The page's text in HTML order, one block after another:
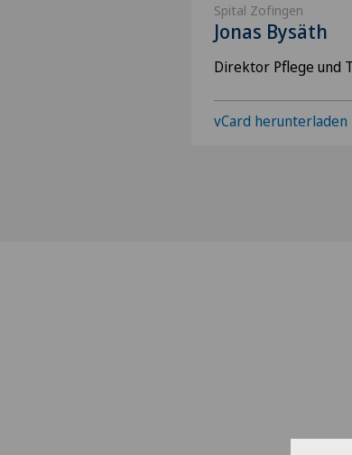
Spital Zofingen
Jonas Bysäth
Direktor Pflege und
vCard herunterladen